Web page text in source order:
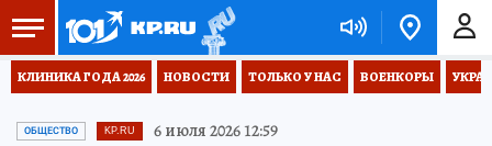
КЛИНИКА ГОДА 2026 НОВОСТИ ТОЛЬКО У НАС ВОЕНКОРЫ
ОБЩЕСТВО KP.RU 6 июля 2026 12:59